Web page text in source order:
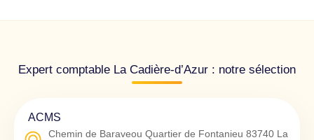
Expert comptable La Cadière-d’Azur : notre sélection
ACMS
Chemin de Baraveou Quartier de Fontanieu 83740 La